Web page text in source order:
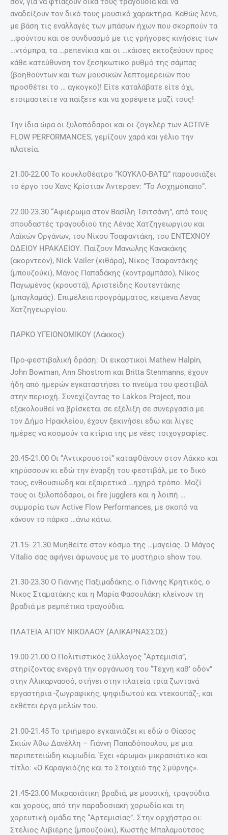
αναδείξουν τον δικό τους μουσικό χαρακτήρα. Καθώς λένε,
με βάση τις εναλλαγές των μπάσων ήχων που σκορπούν τα
…φούντου και σε συνδυασμό με τις γρήγορες κινήσεις των
…ντόμπρα, τα …ρεπενίκια και οι …κάισες εκτοξεύουν προς
κάθε κατεύθυνση τον ξεσηκωτικό ρυθμό της σάμπας
(βοηθούντων και των μουσικών λεπτομερειών που
προσθέτει το … αγκογκό)! Είτε καταλάβατε είτε όχι,
ετοιμαστείτε να παίξετε και να χορέψετε μαζί τους!
Την ίδια ώρα οι ξυλoπόδαροι και οι ζογκλέρ τωv ΑCTIVE
FLOW PERFORMANCES, γεμίζουν χαρά και γέλιο την
πλατεία.
21.00-22.00 Το κουκλοθέατρο “ΚΟΥΚΛΟ-ΒΑΤΩ” παρουσιάζει
το έργο του Χανς Κρίστιαν Άντερσεν: “Το Ασχημόπαπο”.
22.00-23.30 “Αφιέρωμα στον Βασίλη Τσιτσάνη”, από τους
σπουδαστές τραγουδιού της Λένας Χατζηγεωργίου και
Λαϊκών Οργάνων, του Νίκου Τσαφαντάκη, του ΕΝΤΕΧΝΟΥ
ΩΔΕΙΟΥ ΗΡΑΚΛΕΙΟΥ. Παίζουν Μανώλης Κανακάκης
(ακορντεόν), Νick Vailer (κιθάρα), Νίκος Τσαφαντάκης
(μπουζούκι), Μάνος Παπαδάκης (κοντραμπάσο), Νίκος
Παγωμένος (κρουστά), Αριστείδης Κουτεντάκης
(μπαγλαμάς). Επιμέλεια προγράμματος, κείμενα Λένας
Χατζηγεωργίου.
ΠΑΡΚΟ ΥΓΕΙΟΝΟΜΙΚΟΥ (Λάκκος)
Προ-φεστιβαλική δράση: Οι εικαστικοί Μathew Halpin,
John Bowman, Αnn Shostrom και Britta Stenmanns, έχουν
ήδη από ημερών εγκαταστήσει το πνεύμα του φεστιβάλ
στην περιοχή. Συνεχίζοντας το Lakkos Project, που
εξακολουθεί να βρίσκεται σε εξέλιξη σε συνεργασία με
τον Δήμο Ηρακλείου, έχουν ξεκινήσει εδώ και λίγες
ημέρες να κοσμούν τα κτίρια της με νέες τοιχογραφίες.
20.45-21.00 Οι “Αντικρουστοί” καταφθάνουν στον Λάκκο και
κηρύσσουν κι εδώ την έναρξη του φεστιβάλ, με το δικό
τους, ενθουσιώδη και εξαιρετικά …ηχηρό τρόπο. Μαζί
τους οι ξυλοπόδαροι, οι fire jugglers και η λοιπή …
συμμορία των Αctive Flow Performances, με σκοπό να
κάνουν το πάρκο …άνω κάτω.
21.15- 21.30 Μυηθείτε στον κόσμο της …μαγείας. Ο Μάγος
Vitalio σας αφήνει άφωνους με το μυστήριο show του.
21.30-23.30 Ο Γιάννης Παξιμαδάκης, ο Γιάννης Κρητικός, ο
Νίκος Σταματάκης και η Μαρία Φασουλάκη κλείνουν τη
βραδιά με ρεμπέτικα τραγούδια.
ΠΛΑΤΕΙΑ ΑΓΙΟΥ ΝΙΚΟΛΑΟΥ (ΑΛΙΚΑΡΝΑΣΣΟΣ)
19.00-21.00 Ο Πολιτιστικός Σύλλογος “Αρτεμισία”,
στηρίζοντας ενεργά την οργάνωση του “Τέχνη καθ’ οδόν”
στην Αλικαρνασσό, στήνει στην πλατεία τρία ζωντανά
εργαστήρια -ζωγραφικής, ψηφιδωτού και ντεκουπάζ-, και
εκθέτει έργα μελών του.
21.00-21.45 Το τριήμερο εγκαινιάζει κι εδώ ο Θίασος
Σκιών Άθω Δανέλλη – Γιάννη Παπαδόπουλου, με μια
περιπετειώδη κωμωδία. Έχει «άρωμα» μικρασιάτικo και
τίτλο: «Ο Καραγκιόζης και το Στοιχειό της Σμύρνης».
21.45-23.00 Μικρασιάτικη βραδιά, με μουσική, τραγούδια
και χορούς, από την παραδοσιακή χορωδία και τη
χορευτική ομάδα της “Αρτεμισίας”. Στην ορχήστρα οι:
Στέλιος Λιβιέρης (μπουζούκι), Κωστής Μπαλαμούτσος